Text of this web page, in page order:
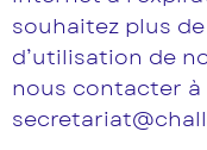
souhaitez plus
d’utilisation de
nous contacter à